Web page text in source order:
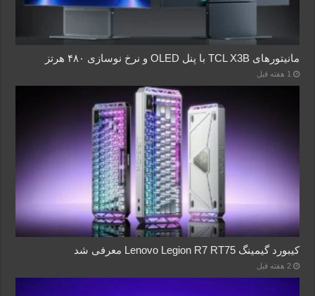
مانیتورهای TCL X3B با پنل OLED و نرخ نوسازی ۴۸۰ هرتز
1 هفته قبل
کیبورد گیمینگ Lenovo Legion R7 RT75 معرفی شد
2 هفته قبل